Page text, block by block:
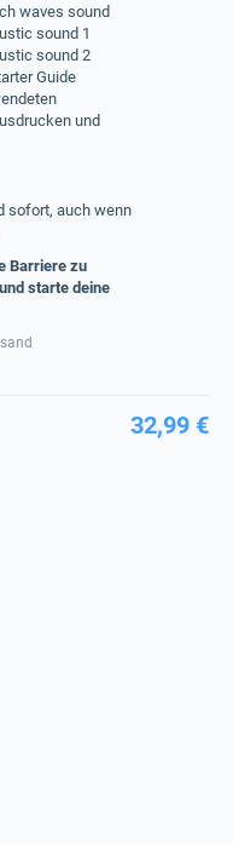
waves sound
sound 1
sound 2
Guide
und
sofort, auch wenn
Barriere zu
starte deine
32,99 €